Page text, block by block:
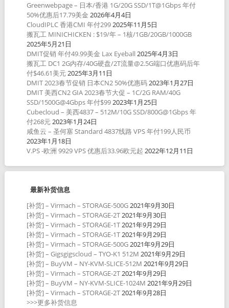
Greenwebpage – 日本/香港 1G/20G SSD/1T@1Gbps 年付
50%优惠后17.79美金 2026年4月4日
CloudIPLC 香港CMI 年付2992025年11月5日
搬瓦工 MINICHICKEN : $19/年 – 1核/1GB/20GB/1000GB
2025年5月21日
DMIT促销 年付49.99美金 Lax Eyeball 2025年4月3日
搬瓦工 DC1 2G内存/40G硬盘/2T流量@2.5G端口优惠码后年
付$46.61美元2025年3月11日
DMIT 2023春节促销 日本CN2 50%优惠码2023年1月27日
DMIT 美西CN2 GIA 2023春节大促 – 1C/2G RAM/40G
SSD/1500G@4Gbps 年付$992023年1月25日
Cubecloud – 美西4837 – 512M/10G SSD/800G@1Gbps 年
付268元2023年1月24日
咸鱼云 – 圣何塞 Standard 4837线路 VPS 年付199人民币
2023年1月18日
V.PS -欧洲 9929 VPS 优惠后33.96欧元起 2022年12月11日
最新补货信息
[补货] – Virmach – STORAGE-500G2021年9月30日
[补货] – Virmach – STORAGE-2T2021年9月30日
[补货] – Virmach – STORAGE-1T2021年9月29日
[补货] – Virmach – STORAGE-1T2021年9月29日
[补货] – Virmach – STORAGE-500G2021年9月29日
[补货] – Gigsgigscloud – TYO-K1 512M 2021年9月29日
[补货] – BuyVM – NY-KVM-SLICE-512M 2021年9月29日
[补货] – Virmach – STORAGE-2T2021年9月29日
[补货] – BuyVM – NY-KVM-SLICE-1024M 2021年9月29日
[补货] – Virmach – STORAGE-2T2021年9月28日
>>>更多补货信息